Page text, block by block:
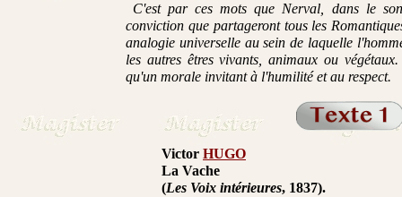
C'est par ces mots que Nerval, dans le
conviction que partageront tous les
analogie universelle au sein de laquelle
les autres êtres vivants, animaux ou
qu'un morale invitant à l'humilité et au respect.
Victor HUGO
La Vache
(Les Voix intérieures, 1837).